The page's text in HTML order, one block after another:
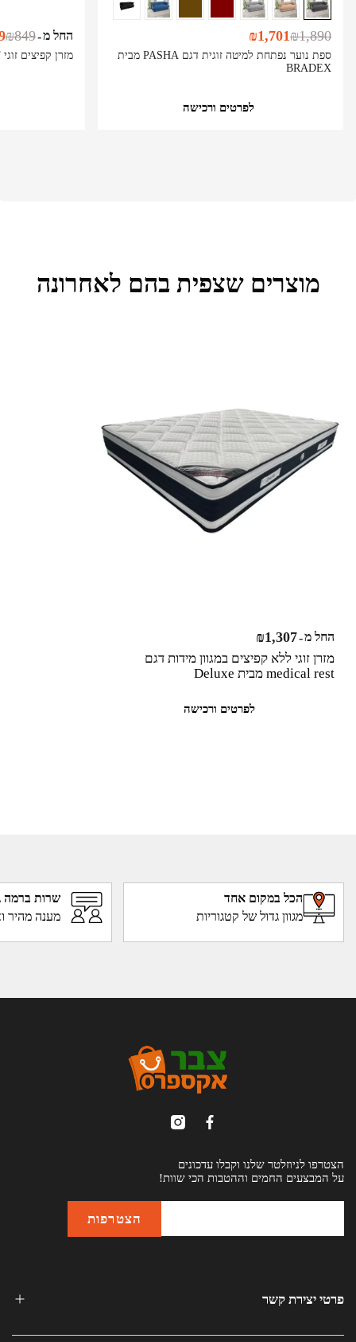
ספת נוער נפתחת למיטה זוגית דגם PASHA מבית
BRADEX
₪1,890
₪1,701
לפרטים ורכישה
מזרן קפיצים זוגי DESMONT מבית BRADEX
החל מ-
₪849
מוצרים שצפית בהם לאחרונה
מזרן זוגי ללא קפיצים במגוון מידות דגם
medical rest מבית Deluxe
החל מ-
₪1,307
לפרטים ורכישה
הכל במקום אחד
מגוון גדול של קטגוריות
שרות ברמה
מענה מהיר
הצטרפו לניוזלטר שלנו וקבלו עדכונים
על המבצעים החמים וההטבות הכי שוות!
פרטי יצירת קשר